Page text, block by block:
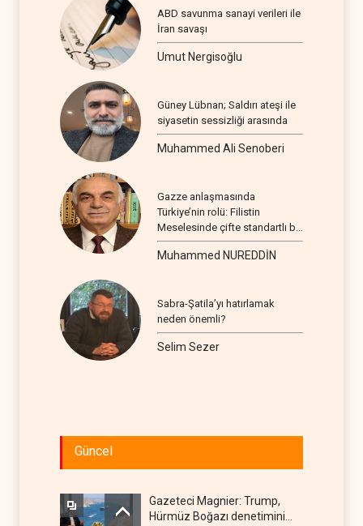
ABD savunma sanayi verileri ile
İran savaşı
Umut Nergisoğlu
Güney Lübnan; Saldırı ateşi ile
siyasetin sessizliği arasında
Muhammed Ali Senoberi
Gazze anlaşmasında
Türkiye’nin rolü: Filistin
Meselesinde çifte standartlı bir
seyir
Muhammed NUREDDİN
Sabra-Şatila’yı hatırlamak
neden önemli?
Selim Sezer
Güncel
Gazeteci Magnier: Trump,
Hürmüz Boğazı denetimini